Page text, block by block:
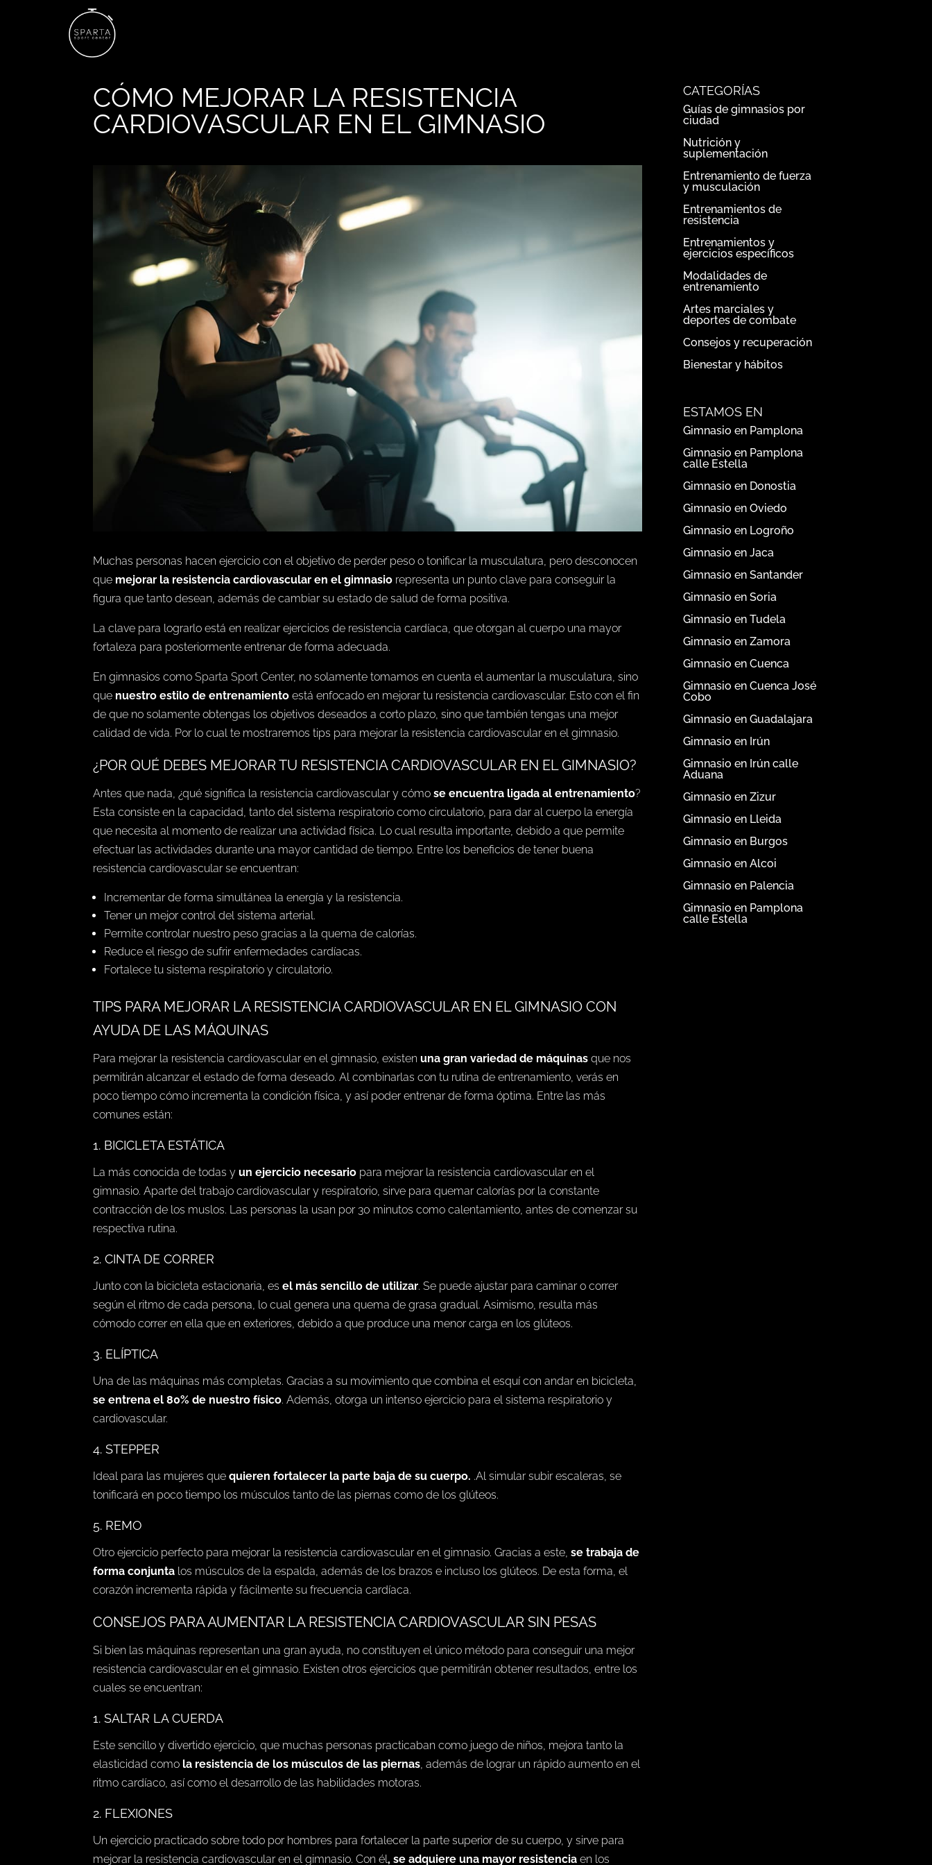
CÓMO MEJORAR LA RESISTENCIA
CARDIOVASCULAR EN EL GIMNASIO
Muchas personas hacen ejercicio con el objetivo de perder peso o tonificar la musculatura, pero desconocen
que mejorar la resistencia cardiovascular en el gimnasio representa un punto clave para conseguir la
figura que tanto desean, además de cambiar su estado de salud de forma positiva.
La clave para lograrlo está en realizar ejercicios de resistencia cardíaca, que otorgan al cuerpo una mayor
fortaleza para posteriormente entrenar de forma adecuada.
En gimnasios como Sparta Sport Center, no solamente tomamos en cuenta el aumentar la musculatura, sino
que nuestro estilo de entrenamiento está enfocado en mejorar tu resistencia cardiovascular. Esto con el fin
de que no solamente obtengas los objetivos deseados a corto plazo, sino que también tengas una mejor
calidad de vida. Por lo cual te mostraremos tips para mejorar la resistencia cardiovascular en el gimnasio.
¿POR QUÉ DEBES MEJORAR TU RESISTENCIA CARDIOVASCULAR EN EL GIMNASIO?
Antes que nada, ¿qué significa la resistencia cardiovascular y cómose encuentra ligada al entrenamiento?
Esta consiste en la capacidad, tanto del sistema respiratorio como circulatorio, para dar al cuerpo la energía
que necesita al momento de realizar una actividad física. Lo cual resulta importante, debido a que permite
efectuar las actividades durante una mayor cantidad de tiempo. Entre los beneficios de tener buena
resistencia cardiovascular se encuentran:
Incrementar de forma simultánea la energía y la resistencia.
Tener un mejor control del sistema arterial.
Permite controlar nuestro peso gracias a la quema de calorías.
Reduce el riesgo de sufrir enfermedades cardíacas.
Fortalece tu sistema respiratorio y circulatorio.
TIPS PARA MEJORAR LA RESISTENCIA CARDIOVASCULAR EN EL GIMNASIO CON
AYUDA DE LAS MÁQUINAS
Para mejorar la resistencia cardiovascular en el gimnasio, existenuna gran variedad de máquinas que nos
permitirán alcanzar el estado de forma deseado. Al combinarlas con tu rutina de entrenamiento, verás en
poco tiempo cómo incrementa la condición física, y así poder entrenar de forma óptima. Entre las más
comunes están:
1. BICICLETA ESTÁTICA
La más conocida de todas yun ejercicio necesario para mejorar la resistencia cardiovascular en el
gimnasio. Aparte del trabajo cardiovascular y respiratorio, sirve para quemar calorías por la constante
contracción de los muslos. Las personas la usan por 30 minutos como calentamiento, antes de comenzar su
respectiva rutina.
2. CINTA DE CORRER
Junto con la bicicleta estacionaria, esel más sencillo de utilizar. Se puede ajustar para caminar o correr
según el ritmo de cada persona, lo cual genera una quema de grasa gradual. Asimismo, resulta más
cómodo correr en ella que en exteriores, debido a que produce una menor carga en los glúteos.
3. ELÍPTICA
Una de las máquinas más completas. Gracias a su movimiento que combina el esquí con andar en bicicleta,
se entrena el 80% de nuestro físico. Además, otorga un intenso ejercicio para el sistema respiratorio y
cardiovascular.
4. STEPPER
Ideal para las mujeres quequieren fortalecer la parte baja de su cuerpo. .Al simular subir escaleras, se
tonificará en poco tiempo los músculos tanto de las piernas como de los glúteos.
5. REMO
Otro ejercicio perfecto para mejorar la resistencia cardiovascular en el gimnasio. Gracias a este,se trabaja de
forma conjunta los músculos de la espalda, además de los brazos e incluso los glúteos. De esta forma, el
corazón incrementa rápida y fácilmente su frecuencia cardíaca.
CONSEJOS PARA AUMENTAR LA RESISTENCIA CARDIOVASCULAR SIN PESAS
Si bien las máquinas representan una gran ayuda, no constituyen el único método para conseguir una mejor
resistencia cardiovascular en el gimnasio. Existen otros ejercicios que permitirán obtener resultados, entre los
cuales se encuentran:
1. SALTAR LA CUERDA
Este sencillo y divertido ejercicio, que muchas personas practicaban como juego de niños, mejora tanto la
elasticidad como la resistencia de los músculos de las piernas, además de lograr un rápido aumento en el
ritmo cardíaco, así como el desarrollo de las habilidades motoras.
2. FLEXIONES
Un ejercicio practicado sobre todo por hombres para fortalecer la parte superior de su cuerpo, y sirve para
mejorar la resistencia cardiovascular en el gimnasio. Con él, se adquiere una mayor resistenciaen los
CATEGORÍAS
Guías de gimnasios por
ciudad
Nutrición y
suplementación
Entrenamiento de fuerza
y musculación
Entrenamientos de
resistencia
Entrenamientos y
ejercicios específicos
Modalidades de
entrenamiento
Artes marciales y
deportes de combate
Consejos y recuperación
Bienestar y hábitos
ESTAMOS EN
Gimnasio en Pamplona
Gimnasio en Pamplona
calle Estella
Gimnasio en Donostia
Gimnasio en Oviedo
Gimnasio en Logroño
Gimnasio en Jaca
Gimnasio en Santander
Gimnasio en Soria
Gimnasio en Tudela
Gimnasio en Zamora
Gimnasio en Cuenca
Gimnasio en Cuenca José
Cobo
Gimnasio en Guadalajara
Gimnasio en Irún
Gimnasio en Irún calle
Aduana
Gimnasio en Zizur
Gimnasio en Lleida
Gimnasio en Burgos
Gimnasio en Alcoi
Gimnasio en Palencia
Gimnasio en Pamplona
calle Estella